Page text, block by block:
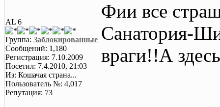
AL 6
Группа: Заблокированные
Сообщений: 1,180
Регистрация: 7.10.2009
Посетил: 7.4.2010, 21:03
Из: Кошачая страна...
Пользователь №: 4,017
Репутация: 73
Фии все
Санатория-
враги!!А